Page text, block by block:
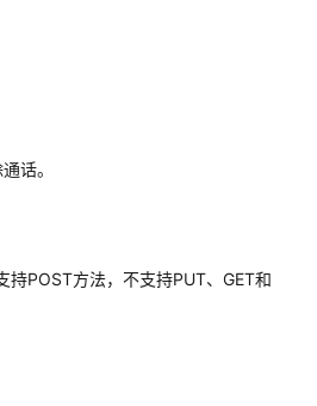
话。
持POST方法，不支持PUT、GET和